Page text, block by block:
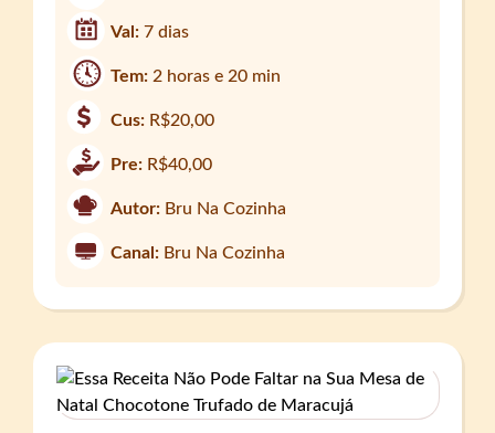
Val:7 dias
Tem:2 horas e 20 min
Cus: R$20,00
Pre: R$40,00
Autor: Bru Na Cozinha
Canal: Bru Na Cozinha